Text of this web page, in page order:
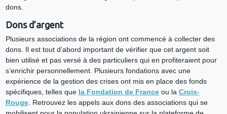
dons.
Dons d’argent
Plusieurs associations de la région ont commencé à collecter des
dons. Il est tout d’abord important de vérifier que cet argent soit
bien utilisé et pas versé à des particuliers qui en profiteraient pour
s’enrichir personnellement. Plusieurs fondations avec une
expérience de la gestion des crises ont mis en place des fonds
spécifiques, telles que la Fondation de Franceou la Croix-
Rouge. Retrouvez les appels aux dons des associations qui se